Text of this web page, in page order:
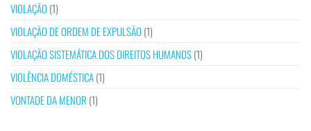
VIOLAÇÃO (1)
VIOLAÇÃO DE ORDEM DE EXPULSÃO (1)
VIOLAÇÃO SISTEMÁTICA DOS DIREITOS HUMANOS(1)
VIOLÊNCIA DOMÉSTICA(1)
VONTADE DA MENOR (1)